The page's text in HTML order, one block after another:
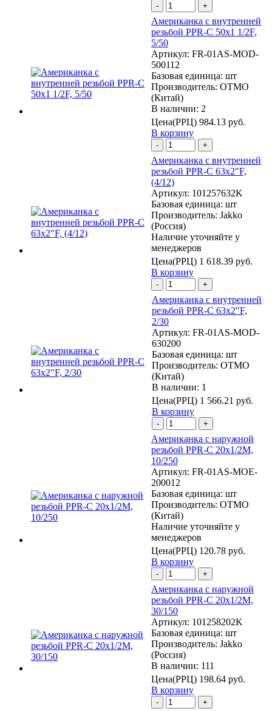
- +
Американка с внутренней
резьбой PPR-C 50х1 1/2F,
5/50
Артикул: FR-01AS-MOD-
500112
Базовая единица: шт
Производитель: OTMO
(Китай)
В наличии: 2
Цена(РРЦ) 984.13 руб.
В корзину
- +
Американка с внутренней
резьбой PPR-C 63х2"F,
(4/12)
Артикул: 101257632K
Базовая единица: шт
Производитель: Jakko
(Россия)
Наличие уточняйте у
менеджеров
Цена(РРЦ) 1 618.39 руб.
В корзину
- +
Американка с внутренней
резьбой PPR-C 63х2"F,
2/30
Артикул: FR-01AS-MOD-
630200
Базовая единица: шт
Производитель: OTMO
(Китай)
В наличии: 1
Цена(РРЦ) 1 566.21 руб.
В корзину
- +
Американка с наружной
резьбой PPR-C 20х1/2М,
10/250
Артикул: FR-01AS-MOE-
200012
Базовая единица: шт
Производитель: OTMO
(Китай)
Наличие уточняйте у
менеджеров
Цена(РРЦ) 120.78 руб.
В корзину
- +
Американка с наружной
резьбой PPR-C 20х1/2М,
30/150
Артикул: 101258202K
Базовая единица: шт
Производитель: Jakko
(Россия)
В наличии: 111
Цена(РРЦ) 198.64 руб.
В корзину
- +